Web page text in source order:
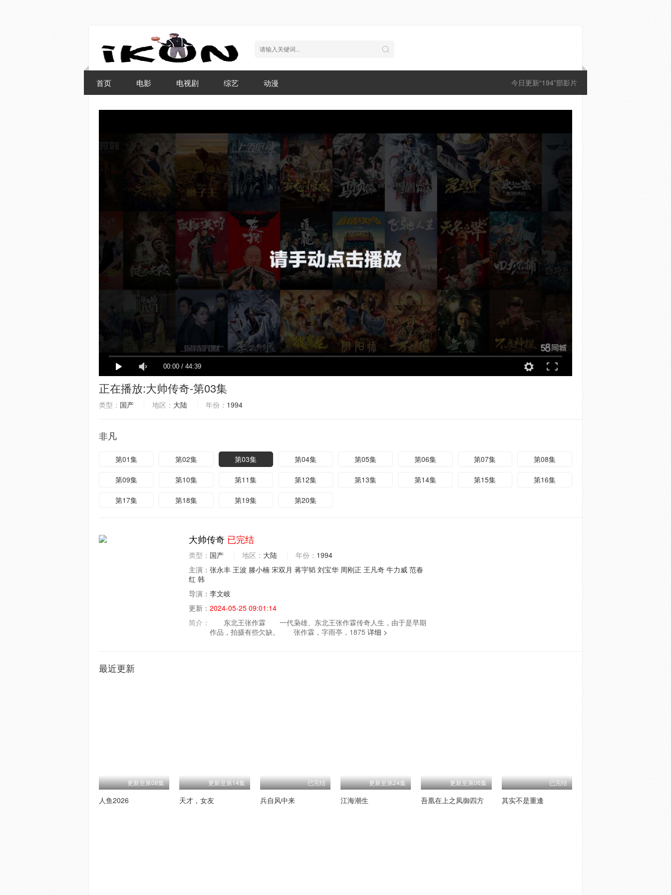
今日更新“194”部影片
首页 电影 电视剧 综艺 动漫
正在播放:大帅传奇-第03集
类型： 国产 地区： 大陆 年份： 1994
非凡
第01集 第02集 第03集 第04集 第05集 第06集 第07集 第08集
第09集 第10集 第11集 第12集 第13集 第14集 第15集 第16集
第17集 第18集 第19集 第20集
大帅传奇 已完结
类型： 国产 地区： 大陆 年份： 1994
主演： 张永丰 王波 滕小楠 宋双月 蒋宇韬 刘宝华 周刚正 王凡奇 牛力威 范春
红 韩
导演： 李文岐
更新： 2024-05-25 09:01:14
简介：
东北王张作霖 一代枭雄、东北王张作霖传奇人生，由于是早期
作品，拍摄有些欠缺。 张作霖，字雨亭，1875 详细 >
最近更新
更新至第08集
人鱼2026
更新至第14集
天才，女友
已完结
兵自风中来
更新至第24集
江海潮生
更新至第06集
吾凰在上之凤御四方
已完结
其实不是重逢